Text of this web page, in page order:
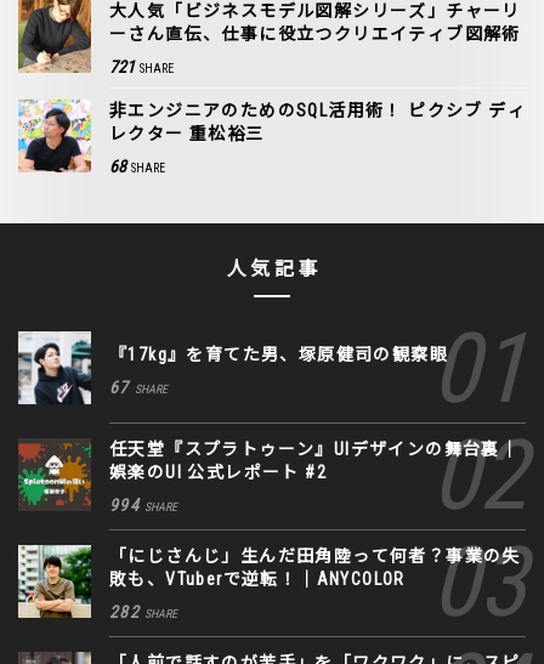
大人気「ビジネスモデル図解シリーズ」チャーリ
ーさん直伝、仕事に役立つクリエイティブ図解術
721 SHARE
非エンジニアのためのSQL活用術！ ピクシブ ディ
レクター 重松裕三
68 SHARE
人気記事
『17kg』を育てた男、塚原健司の観察眼
67 SHARE
任天堂『スプラトゥーン』UIデザインの舞台裏｜
娯楽のUI 公式レポート #2
994 SHARE
「にじさんじ」生んだ田角陸って何者？事業の失
敗も、VTuberで逆転！｜ANYCOLOR
282 SHARE